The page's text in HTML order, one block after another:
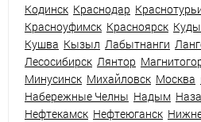
Кодинск Краснодар
Красноуфимск Красноярск
Кушва Кызыл Лабытнанги
Лесосибирск Лянтор
Минусинск Михайловск Москва
Набережные Челны Надым
Нефтекамск Нефтеюганск